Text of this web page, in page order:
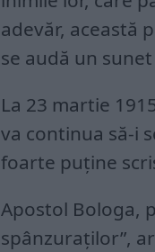
adevăr, această
se audă un
La 23 martie
va continua să-i
foarte puține
Apostol Bologa,
spânzuraților”,